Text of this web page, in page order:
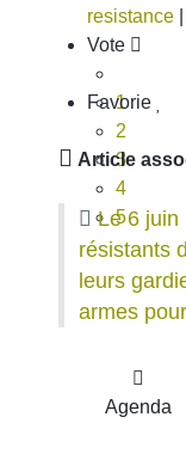
resistance
Vote
1
2
3
4
5
Favorie
Article
Le 6 juin
résistants
leurs
armes
Agenda